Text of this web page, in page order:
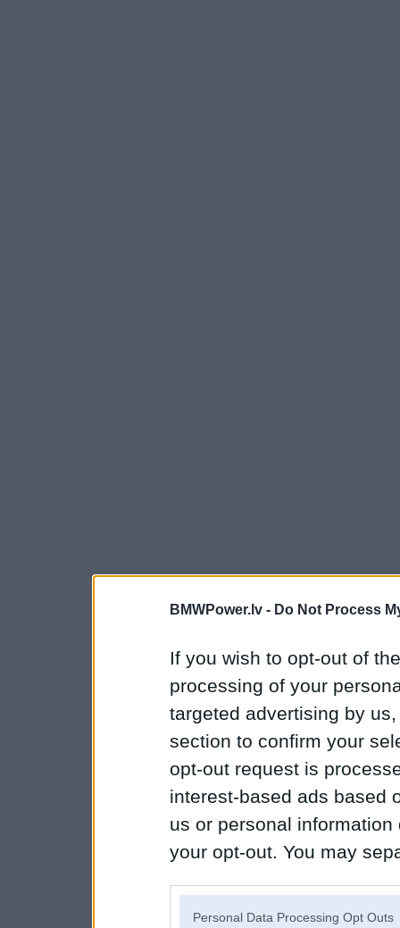
BMWPower.lv - Do Not Process
If you wish to opt-out of
processing of your
targeted advertising by
section to confirm your
opt-out request is
interest-based ads based
us or personal
your opt-out. You may
Personal Data Processing Opt Outs